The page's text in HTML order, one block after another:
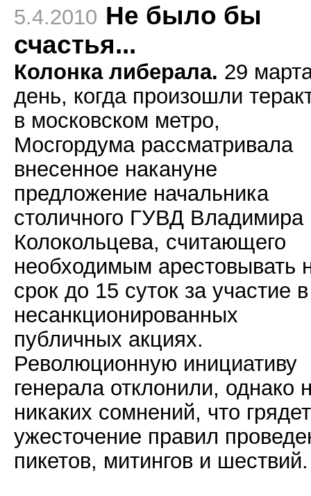
5.4.2010 Не было бы
счастья...
Колонка либерала. 29
день, когда произошли
в московском метро,
Мосгордума рассматривала
внесенное накануне
предложение начальника
столичного ГУВД Владимира
Колокольцева, считающего
необходимым арестовывать
срок до 15 суток за участие в
несанкционированных
публичных акциях.
Революционную инициативу
генерала отклонили, однако
никаких сомнений, что грядет
ужесточение правил
пикетов, митингов и шествий.